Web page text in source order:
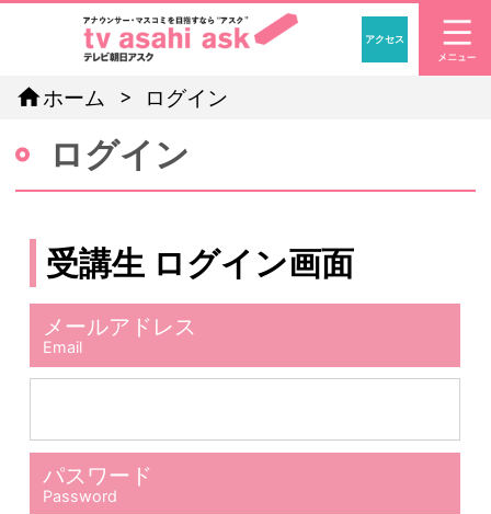
「アナウ
アクセス
homeホーム ログイン
ログイン
受講生 ログイン画面
メールアドレス
Email
パスワード
Password